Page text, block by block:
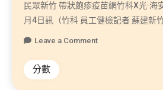
民眾新竹 帶狀皰疹疫苗網竹科X光·海
月4日訊（竹科 員工健檢記者 蘇建新
Leave a Comment
分數